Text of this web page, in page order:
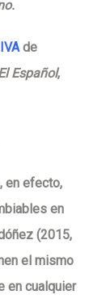
.
de
Español,
en efecto,
en
(2015,
el mismo
en cualquier